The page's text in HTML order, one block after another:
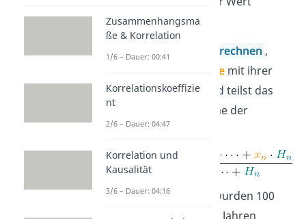
beobachtet wurde.
Um den Mittelwert zu berechnen ,
Wertemit ihrer
jeweiligen Häufigkeit
und teilst das
Ergebnis durch die Summe der
Häufigkeiten:
Beispiel:In einer Studie wurden 100
Leute zwischen 18 und 20 Jahren
Zusammenhangsma
ße & Korrelation
1/6 – Dauer: 00:41
Korrelationskoeffizie
nt
2/6 – Dauer: 04:47
Korrelation und
Kausalität
3/6 – Dauer: 04:16